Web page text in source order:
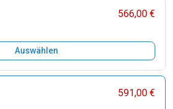
566,00 €
Auswählen
591,00 €